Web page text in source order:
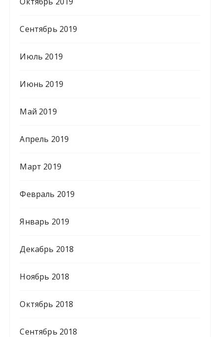
Сентябрь 2019
Июль 2019
Июнь 2019
Май 2019
Апрель 2019
Март 2019
Февраль 2019
Январь 2019
Декабрь 2018
Ноябрь 2018
Октябрь 2018
Сентябрь 2018